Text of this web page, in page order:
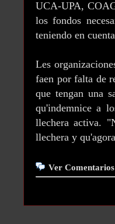
UCA-UPA,
los fondos
teniendo en
Les
faen por falta de
que tengan una
qu'indemnice a
llechera activa.
llechera y
Ver